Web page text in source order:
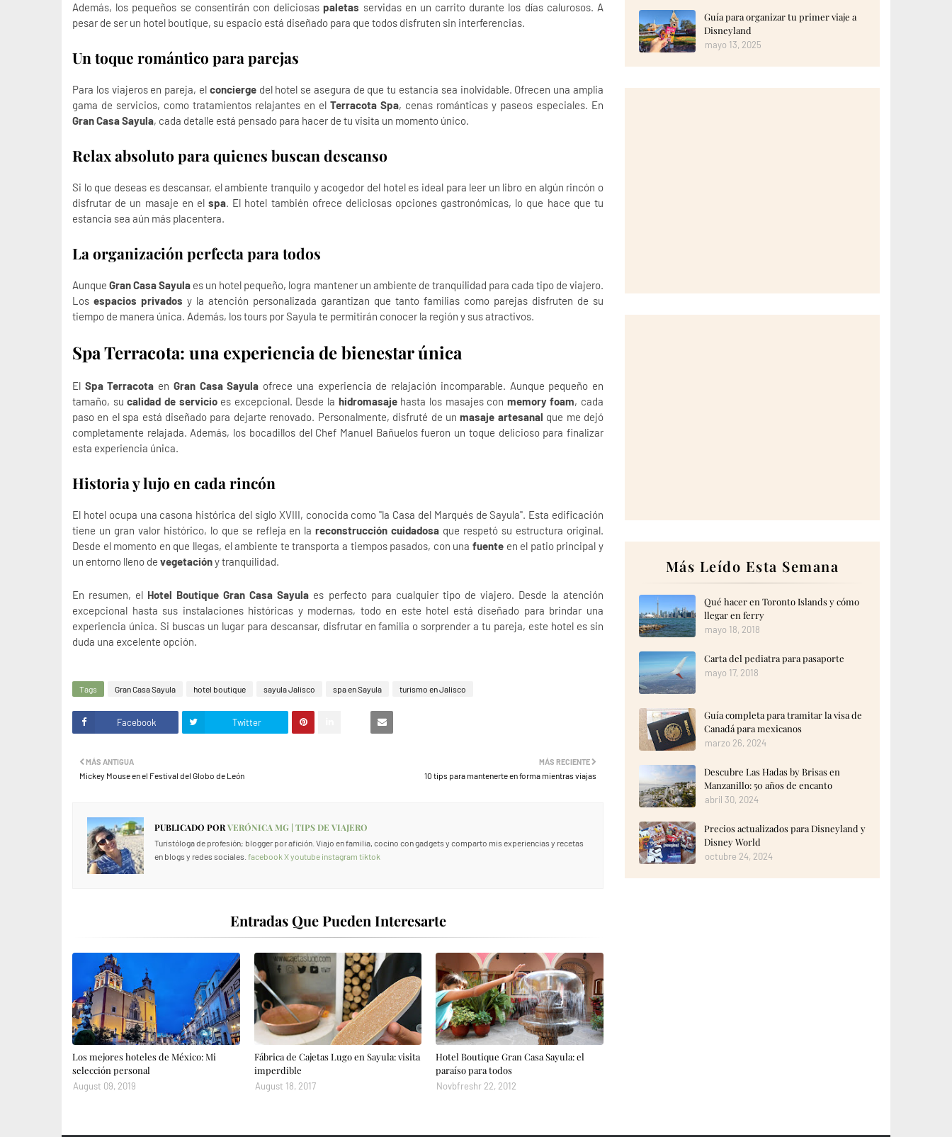
Además, los pequeños se consentirán con deliciosaspaletas servidas en un carrito durante los días calurosos. A
pesar de ser un hotel boutique, su espacio está diseñado para que todos disfruten sin interferencias.
Un toque romántico para parejas
Para los viajeros en pareja, el conciergedel hotel se asegura de que tu estancia sea inolvidable. Ofrecen una amplia
gama de servicios, como tratamientos relajantes en el Terracota Spa, cenas románticas y paseos especiales. En
Gran Casa Sayula, cada detalle está pensado para hacer de tu visita un momento único.
Relax absoluto para quienes buscan descanso
Si lo que deseas es descansar, el ambiente tranquilo y acogedor del hotel es ideal para leer un libro en algún rincón o
disfrutar de un masaje en el spa. El hotel también ofrece deliciosas opciones gastronómicas, lo que hace que tu
estancia sea aún más placentera.
La organización perfecta para todos
AunqueGran Casa Sayula es un hotel pequeño, logra mantener un ambiente de tranquilidad para cada tipo de viajero.
Los espacios privados y la atención personalizada garantizan que tanto familias como parejas disfruten de su
tiempo de manera única. Además, los tours por Sayula te permitirán conocer la región y sus atractivos.
Spa Terracota: una experiencia de bienestar única
El Spa Terracota en Gran Casa Sayula ofrece una experiencia de relajación incomparable. Aunque pequeño en
tamaño, sucalidad de servicioes excepcional. Desde la hidromasajehasta los masajes con memory foam, cada
paso en el spa está diseñado para dejarte renovado. Personalmente, disfruté de unmasaje artesanal que me dejó
completamente relajada. Además, los bocadillos del Chef Manuel Bañuelos fueron un toque delicioso para finalizar
esta experiencia única.
Historia y lujo en cada rincón
El hotel ocupa una casona histórica del siglo XVIII, conocida como "la Casa del Marqués de Sayula". Esta edificación
tiene un gran valor histórico, lo que se refleja en lareconstrucción cuidadosa que respetó su estructura original.
Desde el momento en que llegas, el ambiente te transporta a tiempos pasados, con una fuente en el patio principal y
un entorno lleno de vegetacióny tranquilidad.
En resumen, el Hotel Boutique Gran Casa Sayula es perfecto para cualquier tipo de viajero. Desde la atención
excepcional hasta sus instalaciones históricas y modernas, todo en este hotel está diseñado para brindar una
experiencia única. Si buscas un lugar para descansar, disfrutar en familia o sorprender a tu pareja, este hotel es sin
duda una excelente opción.
Tags Gran Casa Sayula hotel boutique sayula Jalisco spa en Sayula turismo en Jalisco
Facebook Twitter
MÁS RECIENTE
10 tips para mantenerte en forma mientras viajas
MÁS ANTIGUA
Mickey Mouse en el Festival del Globo de León
PUBLICADO PORVERÓNICA MG | TIPS DE VIAJERO
Turistóloga de profesión; blogger por afición. Viajo en familia, cocino con gadgets y comparto mis experiencias y recetas
en blogs y redes sociales. facebook Xyoutube instagram tiktok
Entradas Que Pueden Interesarte
Los mejores hoteles de México: Mi
selección personal
August 09, 2019
Fábrica de Cajetas Lugo en Sayula: visita
imperdible
August 18, 2017
Hotel Boutique Gran Casa Sayula: el
paraíso para todos
Novbfreshr 22, 2012
Guía para organizar tu primer viaje a
Disneyland
mayo 13, 2025
Más Leído Esta Semana
Qué hacer en Toronto Islands y cómo
llegar en ferry
mayo 18, 2018
Carta del pediatra para pasaporte
mayo 17, 2018
Guía completa para tramitar la visa de
Canadá para mexicanos
marzo 26, 2024
Descubre Las Hadas by Brisas en
Manzanillo: 50 años de encanto
abril 30, 2024
Precios actualizados para Disneyland y
Disney World
octubre 24, 2024